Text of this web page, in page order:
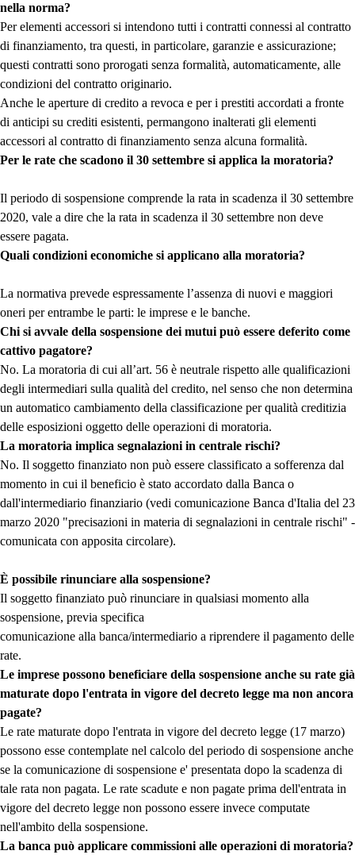
nella norma?
Per elementi accessori si intendono tutti i contratti connessi al contratto
di finanziamento, tra questi, in particolare, garanzie e assicurazione;
questi contratti sono prorogati senza formalità, automaticamente, alle
condizioni del contratto originario.
Anche le aperture di credito a revoca e per i prestiti accordati a fronte
di anticipi su crediti esistenti, permangono inalterati gli elementi
accessori al contratto di finanziamento senza alcuna formalità.
Per le rate che scadono il 30 settembre si applica la moratoria?
Il periodo di sospensione comprende la rata in scadenza il 30 settembre
2020, vale a dire che la rata in scadenza il 30 settembre non deve
essere pagata.
Quali condizioni economiche si applicano alla moratoria?
La normativa prevede espressamente l’assenza di nuovi e maggiori
oneri per entrambe le parti: le imprese e le banche.
Chi si avvale della sospensione dei mutui può essere deferito come
cattivo pagatore?
No. La moratoria di cui all’art. 56 è neutrale rispetto alle qualificazioni
degli intermediari sulla qualità del credito, nel senso che non determina
un automatico cambiamento della classificazione per qualità creditizia
delle esposizioni oggetto delle operazioni di moratoria.
La moratoria implica segnalazioni in centrale rischi?
No. Il soggetto finanziato non può essere classificato a sofferenza dal
momento in cui il beneficio è stato accordato dalla Banca o
dall'intermediario finanziario (vedi comunicazione Banca d'Italia del 23
marzo 2020 "precisazioni in materia di segnalazioni in centrale rischi" -
comunicata con apposita circolare).
È possibile rinunciare alla sospensione?
Il soggetto finanziato può rinunciare in qualsiasi momento alla
sospensione, previa specifica
comunicazione alla banca/intermediario a riprendere il pagamento delle
rate.
Le imprese possono beneficiare della sospensione anche su rate già
maturate dopo l'entrata in vigore del decreto legge ma non ancora
pagate?
Le rate maturate dopo l'entrata in vigore del decreto legge (17 marzo)
possono esse contemplate nel calcolo del periodo di sospensione anche
se la comunicazione di sospensione e' presentata dopo la scadenza di
tale rata non pagata. Le rate scadute e non pagate prima dell'entrata in
vigore del decreto legge non possono essere invece computate
nell'ambito della sospensione.
La banca può applicare commissioni alle operazioni di moratoria?